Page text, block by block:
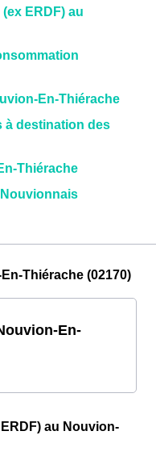
ERDF) au
En-Thiérache
à destination des
Thiérache
Thiérache (02170)
En-
au Nouvion-